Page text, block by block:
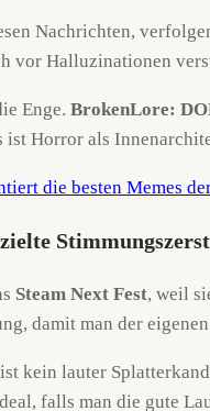
Nachrichten,
vor Halluzinationen
Enge. BrokenLore:
ist Horror als
Steam Next Fest, weil
damit man der
ist kein lauter
falls man die gute